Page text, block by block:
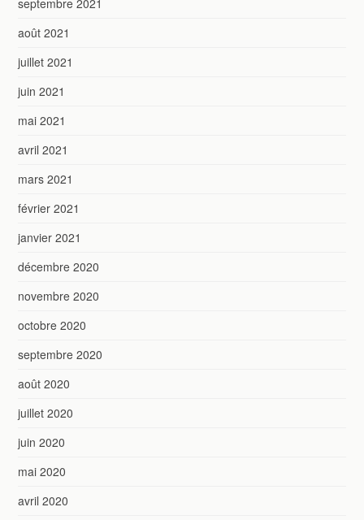
août 2021
juillet 2021
juin 2021
mai 2021
avril 2021
mars 2021
février 2021
janvier 2021
décembre 2020
novembre 2020
octobre 2020
septembre 2020
août 2020
juillet 2020
juin 2020
mai 2020
avril 2020